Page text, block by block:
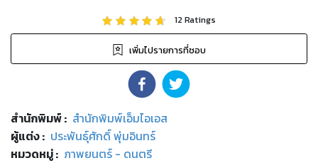
12Ratings
เพิ่มไปรายการที่ชอบ
สำนักพิมพ์: สำนักพิมพ์เอ็มไอเอส
ผู้แต่ง : ประพันธุ์ศักดิ์ พุ่มอินทร์
หมวดหมู่: ภาพยนตร์ - ดนตรี